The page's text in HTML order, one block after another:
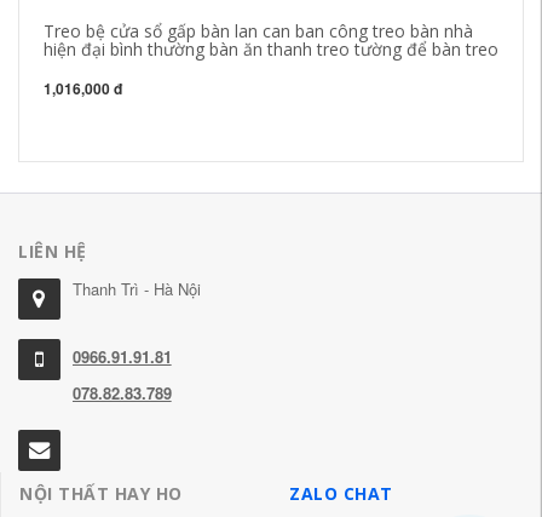
Treo bệ cửa sổ gấp bàn lan can ban công treo bàn nhà
hiện đại bình thường bàn ăn thanh treo tường để bàn treo
1,016,000 đ
LIÊN HỆ
Thanh Trì - Hà Nội
0966.91.91.81
078.82.83.789
NỘI THẤT HAY HO ZALO CHAT